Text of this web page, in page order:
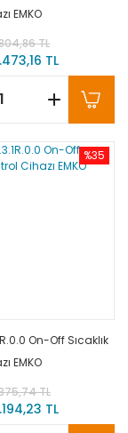
EMKO
TL
TL
%35
On-Off Sıcaklık
EMKO
TL
TL